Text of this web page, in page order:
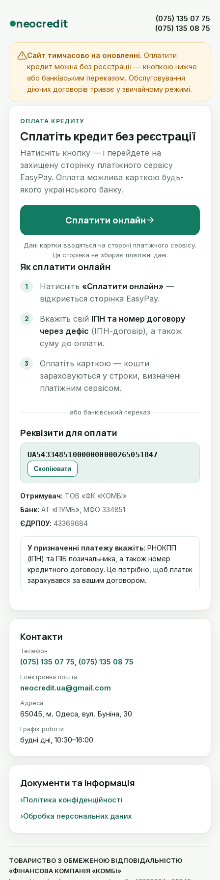
neocredit
(075) 135 07 75
(075) 135 08 75
Сайт тимчасово на оновленні. Оплатити
кредит можна без реєстрації — кнопкою нижче
або банківським переказом. Обслуговування
діючих договорів триває у звичайному режимі.
ОПЛАТА КРЕДИТУ
Сплатіть кредит без реєстрації
Натисніть кнопку — і перейдете на
захищену сторінку платіжного сервісу
EasyPay. Оплата можлива карткою будь-
якого українського банку.
Сплатити онлайн
Дані картки вводяться на стороні платіжного сервісу.
Ця сторінка не збирає платіжні дані.
Як сплатити онлайн
Натисніть «Сплатити онлайн» —
відкриється сторінка EasyPay.
Вкажіть свій ІПН та номер договору
через дефіс (ІПН-договір), а також
суму до оплати.
Оплатіть карткою — кошти
зараховуються у строки, визначені
платіжним сервісом.
або банківський переказ
Реквізити для оплати
UA543348510000000000265051847
Скопіювати
Отримувач: ТОВ «ФК «КОМБІ»
Банк: АТ «ПУМБ», МФО 334851
ЄДРПОУ: 43369684
У призначенні платежу вкажіть: РНОКПП
(ІПН) та ПІБ позичальника, а також номер
кредитного договору. Це потрібно, щоб платіж
зарахувався за вашим договором.
Контакти
Телефон
(075) 135 07 75 (075) 135 08 75
Електронна пошта
neocredit.ua@gmail.com
Адреса
65045, м. Одеса, вул. Буніна, 30
Графік роботи
будні дні, 10:30–16:00
Документи та інформація
Політика конфіденційності
Обробка персональних даних
ТОВАРИСТВО З ОБМЕЖЕНОЮ ВІДПОВІДАЛЬНІСТЮ
«ФІНАНСОВА КОМПАНІЯ «КОМБІ»